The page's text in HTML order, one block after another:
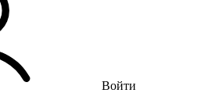
Войти